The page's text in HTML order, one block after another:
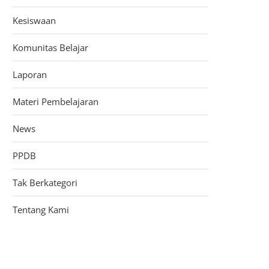
Kesiswaan
Komunitas Belajar
Laporan
Materi Pembelajaran
News
PPDB
Tak Berkategori
Tentang Kami